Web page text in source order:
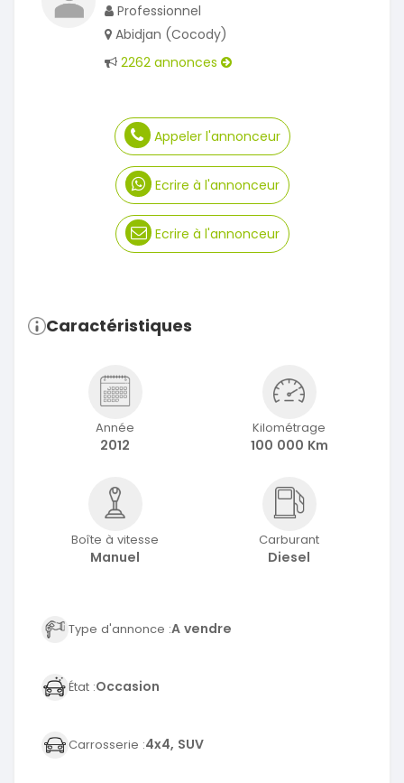
Professionnel
Abidjan (Cocody)
2262 annonces
Appeler l'annonceur
Ecrire à l'annonceur
Ecrire à l'annonceur
Caractéristiques
Année
2012
Kilométrage
100 000 Km
Boîte à vitesse
Manuel
Carburant
Diesel
Type d'annonce :A vendre
État :Occasion
Carrosserie :4x4, SUV